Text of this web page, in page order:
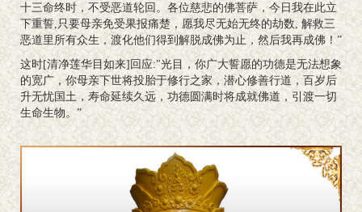
十三命终时，不受恶道轮回。各位慈悲的佛菩萨，今日我在此立
下重誓,只要母亲免受果报痛楚，愿我尽无始无终的劫数, 解救三
恶道里所有众生，渡化他们得到解脱成佛为止，然后我再成佛！”
这时[清净莲华目如来]回应:"光目，你广大誓愿的功德是无法想象
的宽广，你母亲下世将投胎于修行之家，潜心修善行道，百岁后
升无忧国土，寿命延续久远，功德圆满时将成就佛道，引渡一切
生命生物。”